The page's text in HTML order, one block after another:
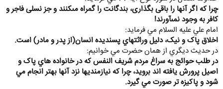
چرا كه اگر آنها را باقى بگذارى، بندگانت را گمراه مى‏كنند و جز نسلى فاجر و
كافر به وجود نمى‏آورند!
امام علي عليه السلام مي فرمايد:
اخلاق پاک و نيک، دليل وراثتهاي پسنديده انسان(از پدر و مادر) است.
در حديث ديگري از همان حضرت مي خوانيم:
در طلب حوائج به سراغ مردم شريف النفس که در خانواده هاي پاک و
اصيل پرورش يافته اند برويد، چرا که نيازمنديها نزد آنها بهتر انجام مي
شود و پاکيزه تر صورت مي گيرد.